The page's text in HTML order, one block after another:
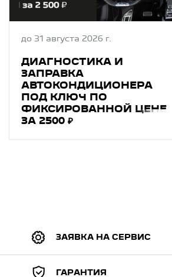
до 31 августа 2026 г.
ДИАГНОСТИКA И
ЗAПPAВКA
АВТОКОНДИЦИОНEРA
ПОД КЛЮЧ ПО
ФИКСИРОВАННОЙ ЦЕНЕ
ЗА 2500 ₽
ЗАЯВКА НА СЕРВИС
ГАРАНТИЯ